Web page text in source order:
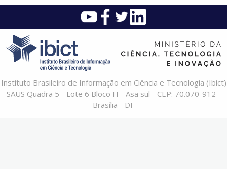
Instituto Brasileiro de Informação em Ciência e Tecnologia (Ibict)
SAUS Quadra 5 - Lote 6 Bloco H - Asa sul - CEP: 70.070-912 -
Brasília - DF